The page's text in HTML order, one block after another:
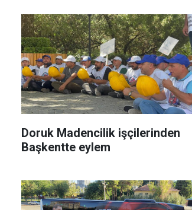
Doruk Madencilik işçilerinden
Başkentte eylem